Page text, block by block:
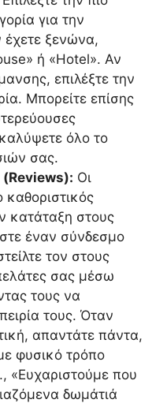
για την
έχετε ξενώνα,
ή «Hotel». Αν
επιλέξτε την
Μπορείτε επίσης
όλο το
σας.
(Reviews): Οι
καθοριστικός
κατάταξη στους
έναν σύνδεσμο
τον στους
σας μέσω
τους να
τους. Όταν
απαντάτε πάντα,
φυσικό τρόπο
«Ευχαριστούμε που
δωμάτιά